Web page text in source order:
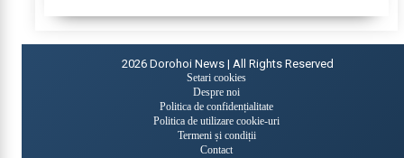
2026 Dorohoi News | All Rights Reserved
Setari cookies
Despre noi
Politica de confidențialitate
Politica de utilizare cookie-uri
Termeni și condiții
Contact